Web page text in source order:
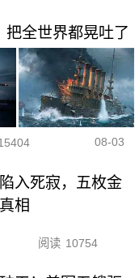
全世界都晃吐了
08-03
入死寂，五枚金
相
阅读 10754